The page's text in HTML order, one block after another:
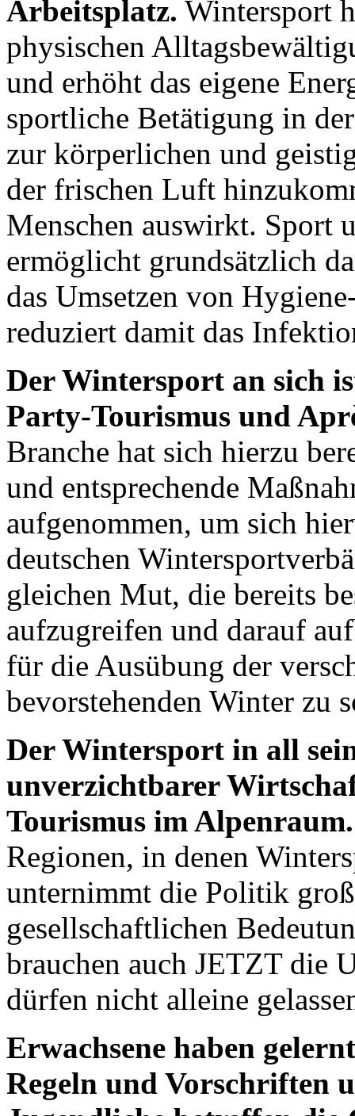
Arbeitsplatz. Wintersport
physischen
und erhöht das eigene
sportliche Betätigung in
zur körperlichen und
der frischen Luft
Menschen auswirkt. Sport
ermöglicht grundsätzlich
das Umsetzen von
reduziert damit das
Der Wintersport an sich
Party-Tourismus und
Branche hat sich hierzu
und entsprechende
aufgenommen, um sich
deutschen
gleichen Mut, die bereits
aufzugreifen und darauf
für die Ausübung der
bevorstehenden Winter zu
Der Wintersport in all
unverzichtbarer
Tourismus im Alpenraum.
Regionen, in denen
unternimmt die Politik
gesellschaftlichen
brauchen auch JETZT die
dürfen nicht alleine
Erwachsene haben
Regeln und Vorschriften